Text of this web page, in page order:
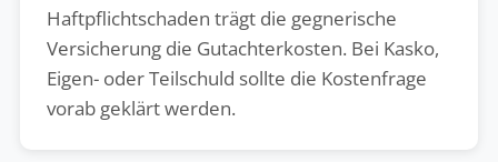
Haftpflichtschaden trägt die gegnerische
Versicherung die Gutachterkosten. Bei Kasko,
Eigen- oder Teilschuld sollte die Kostenfrage
vorab geklärt werden.